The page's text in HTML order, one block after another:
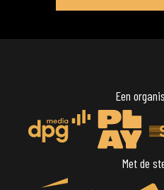
Een
Met de